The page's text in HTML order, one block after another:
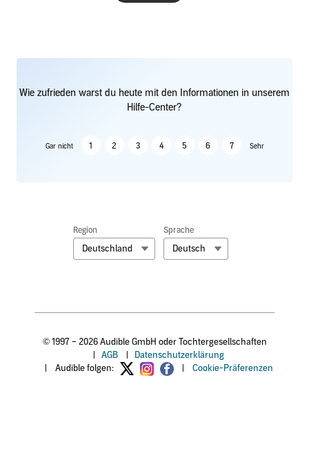
Wie zufrieden warst du heute mit den Informationen in unserem
Hilfe-Center?
Gar nicht 1 2 3 4 5 6 7 Sehr
Region
Deutschland
Sprache
Deutsch
© 1997 – 2026 Audible GmbH oder Tochtergesellschaften
AGB
Datenschutzerklärung
Audible folgen: | Cookie-Präferenzen